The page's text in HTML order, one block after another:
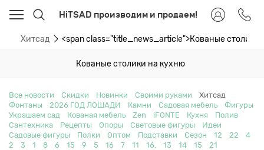
HiTSAD производим и продаем!
Хитсад <span class="title_news_article">Кованые
Кованые столики на кухню
Все новости Скидки Новинки Своими руками
Хитсад
Фонтаны
2026 ГОД ЛОШАДИ Камни Садовая мебель
Фигуры
Украшаем сад
Кованая мебель Zen iFONTE Кухня
Полив
Сантехника
Рецепты Опоры Световые фигуры
Идеи
Садовые фигуры
Полки Оптом Подставки Сезон 12 22
4
2
3 1 8 6 15 9 5 16 7 11 16. 13 14 15 21